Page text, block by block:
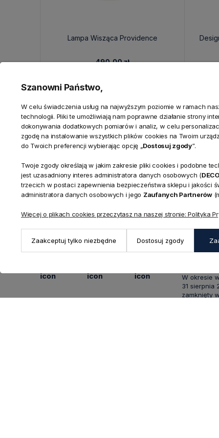
Lampa Wisząca Providence
490,00 zł
KONTAKT
Realizacja zamówień
Doradztwo produktowe
+ 48 531 771 366
Biuro
Reklamacje | Zwroty
sklep@decoratore.pl
Showroom
Pon. - Pt.:
W okresie
31 sierpnia
zamknięty
Szanowni Państwo,
W celu świadczenia usług na najwyższym poziomie w ramach
technologii. Pliki te umożliwiają nam poprawne działanie strony
dokonywania dodatkowych pomiarów i analiz, w celu
zgodę na instalowanie wszystkich plików cookies na Twoim
do Twoich preferencji wybierając opcję „Dostosuj zgody”.
Twoje zgody określają w jakim zakresie pliki cookies i podobne
jest uzasadniony interes administratora danych osobowych (
trzecich w postaci zapewnienia bezpieczeństwa sklepu i jakości
administratora danych osobowych i jego Zaufanych Partnerów
Więcej o plikach cookies przeczytasz na naszej stronie: Polityka
Zaakceptuj tylko niezbędne Dostosuj zgody